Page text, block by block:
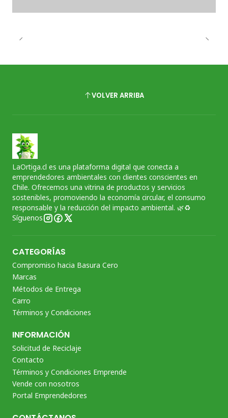
VOLVER ARRIBA
LaOrtiga.cl es una plataforma digital que conecta a
emprendedores ambientales con clientes conscientes en
Chile. Ofrecemos una vitrina de productos y servicios
sostenibles, promoviendo la economía circular, el consumo
responsable y la reducción del impacto ambiental. 🌿♻️
Síguenos
CATEGORÍAS
Compromiso hacia Basura Cero
Marcas
Métodos de Entrega
Carro
Términos y Condiciones
INFORMACIÓN
Solicitud de Reciclaje
Contacto
Términos y Condiciones Emprende
Vende con nosotros
Portal Emprendedores